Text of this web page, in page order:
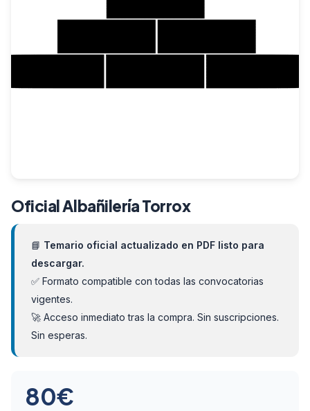
Oficial Albañilería Torrox
📘 Temario oficial actualizado en PDF listo para
descargar.
✅ Formato compatible con todas las convocatorias
vigentes.
🚀 Acceso inmediato tras la compra. Sin suscripciones.
Sin esperas.
80€